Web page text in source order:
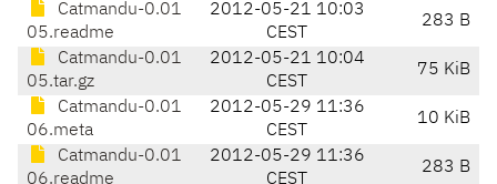
Catmandu-0.01
05.readme
2012-05-21 10:03
CEST
283 B
Catmandu-0.01
05.tar.gz
2012-05-21 10:04
CEST
75 KiB
Catmandu-0.01
06.meta
2012-05-29 11:36
CEST
10 KiB
Catmandu-0.01
06.readme
2012-05-29 11:36
CEST
283 B